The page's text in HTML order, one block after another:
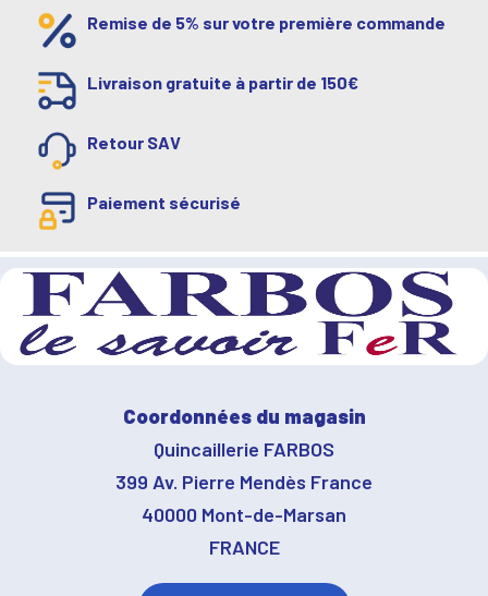
Remise de 5% sur votre première commande
Livraison gratuite à partir de 150€
Retour SAV
Paiement sécurisé
Coordonnées du magasin
Quincaillerie FARBOS
399 Av. Pierre Mendès France
40000 Mont-de-Marsan
FRANCE